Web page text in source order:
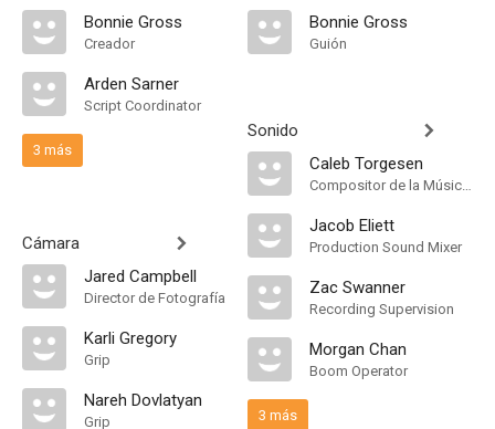
Bonnie Gross
Creador
Arden Sarner
Script Coordinator
3 más
Cámara
Jared Campbell
Director de Fotografía
Karli Gregory
Grip
Nareh Dovlatyan
Grip
Bonnie Gross
Guión
Sonido
Caleb Torgesen
Compositor de la Música Original
Jacob Eliett
Production Sound Mixer
Zac Swanner
Recording Supervision
Morgan Chan
Boom Operator
3 más